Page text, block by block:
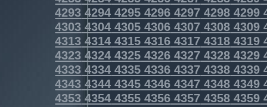
4293 4294 4295 4296 4297 4298 4299
4303 4304 4305 4306 4307 4308 4309
4313 4314 4315 4316 4317 4318 4319
4323 4324 4325 4326 4327 4328 4329
4333 4334 4335 4336 4337 4338 4339
4343 4344 4345 4346 4347 4348 4349
4353 4354 4355 4356 4357 4358 4359